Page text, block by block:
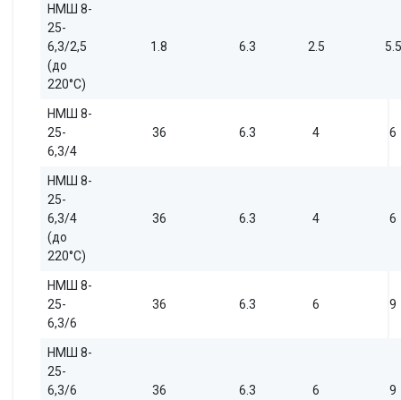
НМШ 8-
25-
6,3/2,5
(до
220°С)
1.8 6.3 2.5 5.5
НМШ 8-
25-
6,3/4
36 6.3 4 6
НМШ 8-
25-
6,3/4
(до
220°С)
36 6.3 4 6
НМШ 8-
25-
6,3/6
36 6.3 6 9
НМШ 8-
25-
6,3/6
36 6.3 6 9